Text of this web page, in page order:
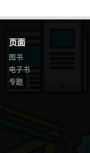
页面
图书
电子书
专题